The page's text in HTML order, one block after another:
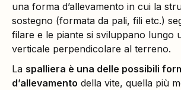
una forma d’allevamento in cui la
sostegno (formata da pali, fili etc.)
filare e le piante si sviluppano lungo
verticale perpendicolare al terreno.
La spalliera è una delle possibili
d’allevamento della vite, quella più